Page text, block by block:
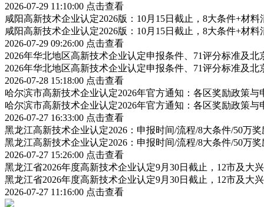
2026-07-29 11:10:00 点击查看
咸阳高新技术企业认定2026版：10月15日截止，8大条件+材
咸阳高新技术企业认定2026版：10月15日截止，8大条件+材
2026-07-29 09:26:00 点击查看
2026年华北地区高新技术企业认定申报条件、71评分标准及
2026年华北地区高新技术企业认定申报条件、71评分标准及
2026-07-28 15:18:00 点击查看
哈尔滨市高新技术企业认定2026年官方通知：各区奖励政策
哈尔滨市高新技术企业认定2026年官方通知：各区奖励政策
2026-07-27 16:33:00 点击查看
黑龙江高新技术企业认定2026：申报时间/流程/8大条件/50万
黑龙江高新技术企业认定2026：申报时间/流程/8大条件/50万
2026-07-27 15:26:00 点击查看
黑龙江省2026年度高新技术企业认定9月30日截止，12市及大
黑龙江省2026年度高新技术企业认定9月30日截止，12市及大
2026-07-27 11:16:00 点击查看